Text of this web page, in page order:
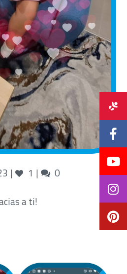
Likes
1 Comments
0
a ti!